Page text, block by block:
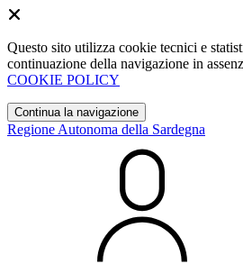
Questo sito utilizza cookie tecnici e
continuazione della navigazione in
COOKIE POLICY
Continua la navigazione
Regione Autonoma della Sardegna